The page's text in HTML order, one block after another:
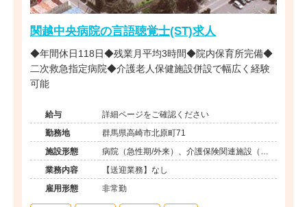
関越中央病院の言語聴覚士(ST)求人
◆年間休日118日◆残業月平均3時間◆院内保育所完備◆
二次救急指定病院◆介護老人保健施設併設で幅広く経験
可能
給与
詳細ページをご確認ください
勤務地
群馬県高崎市北原町71
施設形態
病院（急性期/外来）、介護保険関連施設（デ
イケア/訪問看護・リハ）
業務内容
【送迎業務】なし
雇用形態
非常勤